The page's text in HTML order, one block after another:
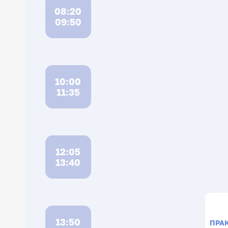
08:20
09:50
10:00
11:35
12:05
13:40
13:50